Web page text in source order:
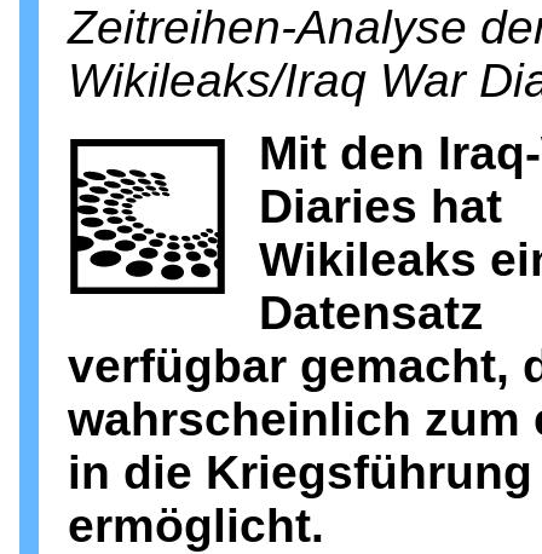
Zeitreihen-Analyse
Wikileaks/Iraq War
Mit den
Diaries hat
Wikileaks
Datensatz
verfügbar gemacht,
wahrscheinlich zum
in die
ermöglicht.